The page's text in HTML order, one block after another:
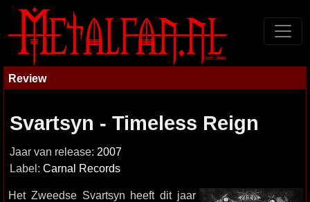
Review
Svartsyn - Timeless Reign
Jaar van release: 2007
Label: Carnal Records
Het Zweedse Svartsyn heeft dit jaar